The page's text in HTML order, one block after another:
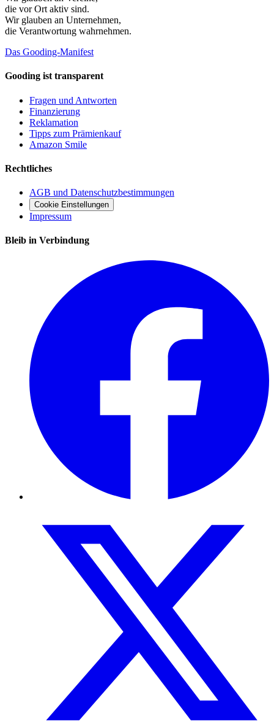
die vor Ort aktiv sind.
Wir glauben an Unternehmen,
die Verantwortung wahrnehmen.
Das Gooding-Manifest
Gooding ist transparent
Fragen und Antworten
Finanzierung
Reklamation
Tipps zum Prämienkauf
Amazon Smile
Rechtliches
AGB und Datenschutzbestimmungen
Cookie Einstellungen
Impressum
Bleib in Verbindung